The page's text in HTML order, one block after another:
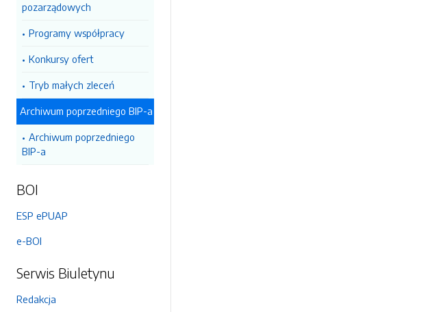
pozarządowych
Programy współpracy
Konkursy ofert
Tryb małych zleceń
Archiwum poprzedniego BIP-a
Archiwum poprzedniego
BIP-a
BOI
ESP ePUAP
e-BOI
Serwis Biuletynu
Redakcja